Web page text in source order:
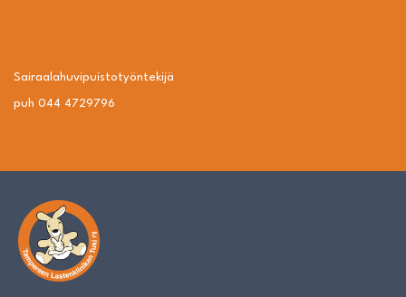
Sairaalahuvipuisto­työntekijä
puh 044 4729796